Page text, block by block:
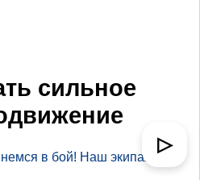
сильное
в бой! Наш экипаж к
▷